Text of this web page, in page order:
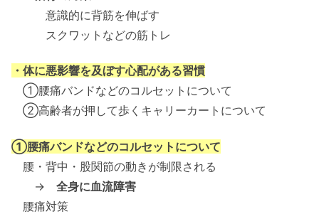
意識的に背筋を伸ばす
スクワットなどの筋トレ
・体に悪影響を及ぼす心配がある習慣
①腰痛バンドなどのコルセットについて
②高齢者が押して歩くキャリーカートについて
①腰痛バンドなどのコルセットについて
腰・背中・股関節の動きが制限される
→ 全身に血流障害
腰痛対策